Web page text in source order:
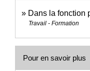
Dans la fonction
Travail - Formation
Pour en savoir plus